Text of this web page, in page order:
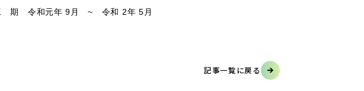
期 令和元年 9月 ~ 令和 2年 5月
記事一覧に戻る